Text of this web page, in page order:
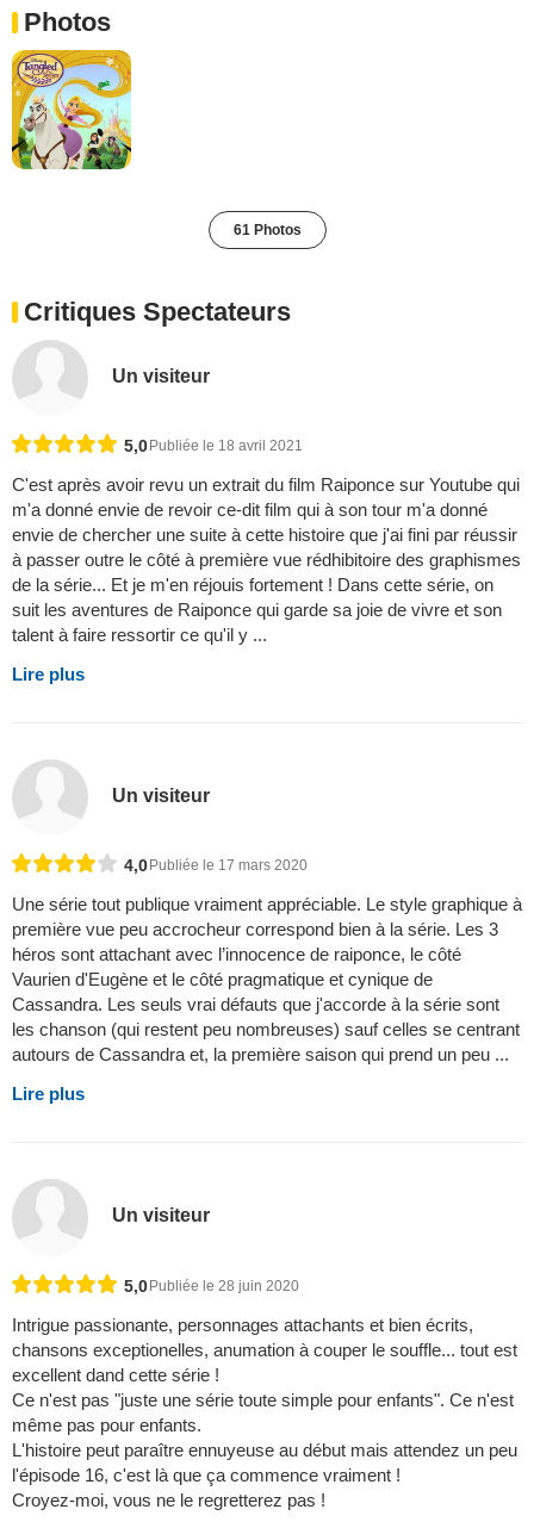
Photos
61 Photos
Critiques Spectateurs
Un visiteur
5,0 Publiée le 18 avril 2021
C'est après avoir revu un extrait du film Raiponce sur Youtube qui
m'a donné envie de revoir ce-dit film qui à son tour m'a donné
envie de chercher une suite à cette histoire que j'ai fini par réussir
à passer outre le côté à première vue rédhibitoire des graphismes
de la série... Et je m'en réjouis fortement ! Dans cette série, on
suit les aventures de Raiponce qui garde sa joie de vivre et son
talent à faire ressortir ce qu'il y ...
Lire plus
Un visiteur
4,0 Publiée le 17 mars 2020
Une série tout publique vraiment appréciable. Le style graphique à
première vue peu accrocheur correspond bien à la série. Les 3
héros sont attachant avec l’innocence de raiponce, le côté
Vaurien d'Eugène et le côté pragmatique et cynique de
Cassandra. Les seuls vrai défauts que j'accorde à la série sont
les chanson (qui restent peu nombreuses) sauf celles se centrant
autours de Cassandra et, la première saison qui prend un peu ...
Lire plus
Un visiteur
5,0Publiée le 28 juin 2020
Intrigue passionante, personnages attachants et bien écrits,
chansons exceptionelles, anumation à couper le souffle... tout est
excellent dand cette série !
Ce n'est pas "juste une série toute simple pour enfants". Ce n'est
même pas pour enfants.
L'histoire peut paraître ennuyeuse au début mais attendez un peu
l'épisode 16, c'est là que ça commence vraiment !
Croyez-moi, vous ne le regretterez pas !